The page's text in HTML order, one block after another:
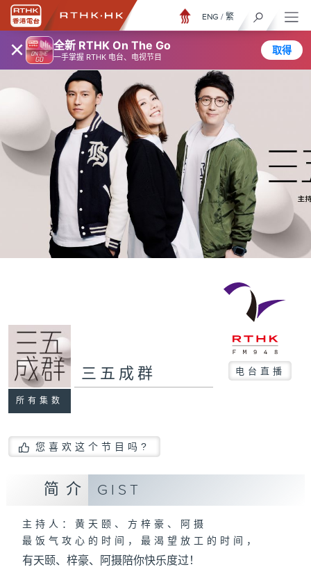
× 全新 RTHK On The Go
一手掌握 RTHK 电台、电视节目
取得
ENG / 繁
所有集数
三五成群 电台直播
您喜欢这个节目吗?
简介 GIST
主持人：黄天颐、方梓豪、阿摄
最饭气攻心的时间，最渴望放工的时间，
有天颐、梓豪、阿摄陪你快乐度过！